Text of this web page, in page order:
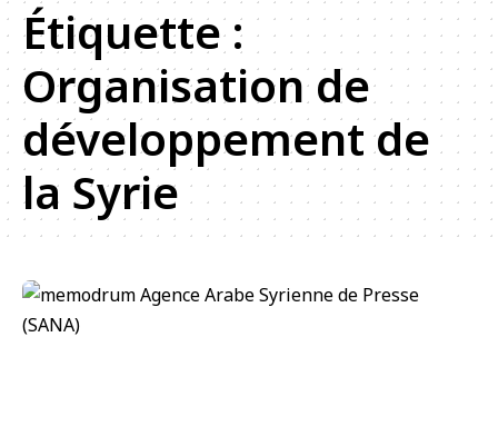
Étiquette :
Organisation de
développement de
la Syrie